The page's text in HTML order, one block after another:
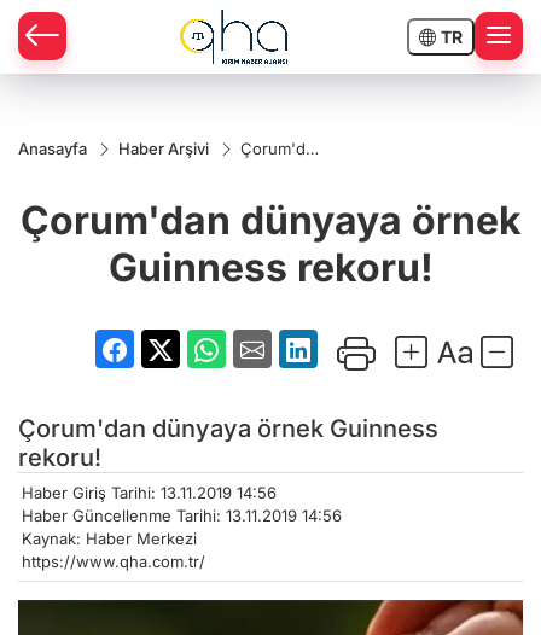
TR
Anasayfa Haber Arşivi
Çorum'dan
Guinness
rekoru!
Çorum'dan dünyaya örnek
Guinness rekoru!
Çorum'dan dünyaya örnek Guinness
rekoru!
Haber Giriş Tarihi: 13.11.2019 14:56
Haber Güncellenme Tarihi: 13.11.2019 14:56
Kaynak: Haber Merkezi
https://www.qha.com.tr/